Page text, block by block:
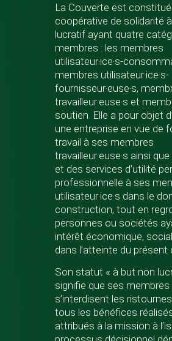
La Couverte est
coopérative de solidarité
lucratif ayant quatre
membres : les membres
utilisateur·ice·s-
membres utilisateur·ice·s-
fournisseur·euse·s,
travailleur·euse·s et
soutien. Elle a pour objet
une entreprise en vue de
travail à ses membres
travailleur·euse·s ainsi
et des services d’utilité
professionnelle à ses
utilisateur·ice·s dans le
construction, tout en
personnes ou sociétés
intérêt économique,
dans l’atteinte du présent
Son statut « à but non
signifie que ses membres
s’interdisent les
tous les bénéfices
attribués à la mission à